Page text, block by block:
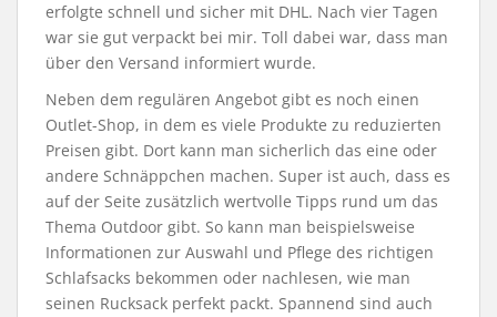
erfolgte schnell und sicher mit DHL. Nach vier Tagen
war sie gut verpackt bei mir. Toll dabei war, dass man
über den Versand informiert wurde.
Neben dem regulären Angebot gibt es noch einen
Outlet-Shop, in dem es viele Produkte zu reduzierten
Preisen gibt. Dort kann man sicherlich das eine oder
andere Schnäppchen machen. Super ist auch, dass es
auf der Seite zusätzlich wertvolle Tipps rund um das
Thema Outdoor gibt. So kann man beispielsweise
Informationen zur Auswahl und Pflege des richtigen
Schlafsacks bekommen oder nachlesen, wie man
seinen Rucksack perfekt packt. Spannend sind auch